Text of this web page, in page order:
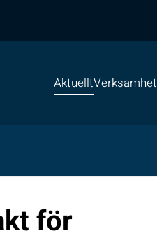
AktuelltVerksamhet
för